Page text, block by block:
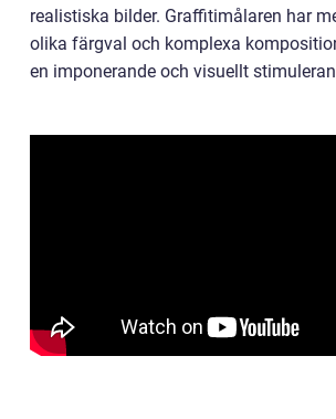
realistiska bilder. Graffitimålaren har
olika färgval och komplexa
en imponerande och visuellt